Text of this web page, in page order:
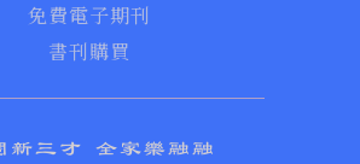
免費電子期刊
書刊購買
新三才 全家樂融融